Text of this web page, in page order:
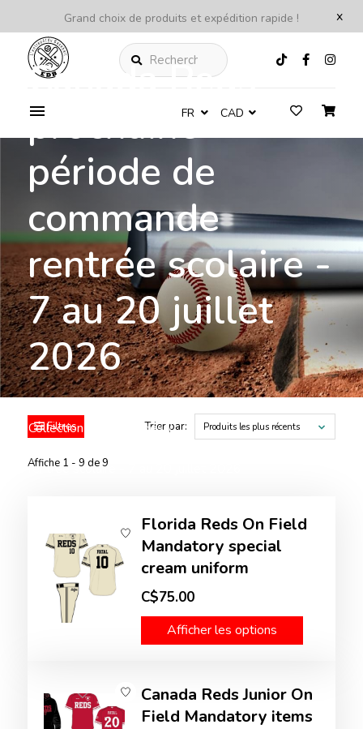
x
Grand choix de produits et expédition rapide !
Rechercher
FR CAD
Canada Reds -
prochaine
période de
commande
rentrée scolaire -
7 au 20 juillet
2026
Collection Sport-etudes /
rentrée scolaire - 7 au 20 juillet 2026
Filtres
Affiche 1 - 9 de 9
Trier par: Produits les plus récents
Florida Reds On Field
Mandatory special
cream uniform
C$75.00
Afficher les options
Canada Reds Junior On
Field Mandatory items